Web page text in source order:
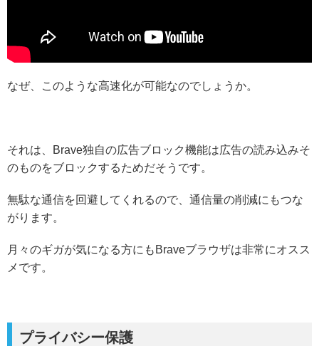
なぜ、このような高速化が可能なのでしょうか。
それは、Brave独自の広告ブロック機能は広告の読み込みそ
のものをブロックするためだそうです。
無駄な通信を回避してくれるので、通信量の削減にもつな
がります。
月々のギガが気になる方にもBraveブラウザは非常にオスス
メです。
プライバシー保護